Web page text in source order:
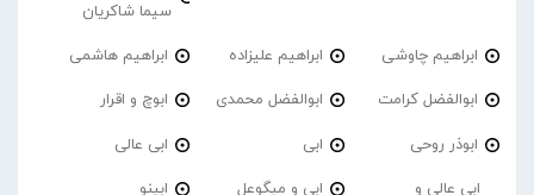
سیما شاکریان
ابراهیم چاوشی ابراهیم علیزاده ابراهیم هاشمی
ابوالفضل کرامت ابوالفضل محمدی ابوچ و اقرار
ابوذر روحی ابی ابی عالی
ابی عالی و
ابی و میگوعل ابینو